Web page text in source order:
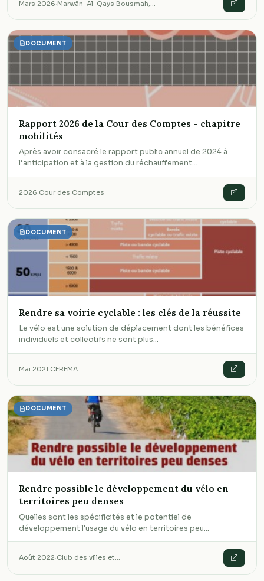
Mars 2026·Marwân-Al-Qays Bousmah,…
DOCUMENT
Rapport 2026 de la Cour des Comptes - chapitre
mobilités
Après avoir consacré le rapport public annuel de 2024 à
l’anticipation et à la gestion du réchauffement…
2026·Cour des Comptes
DOCUMENT
Rendre sa voirie cyclable : les clés de la réussite
Le vélo est une solution de déplacement dont les bénéfices
individuels et collectifs ne sont plus…
Mai 2021·CEREMA
DOCUMENT
Rendre possible le développement du vélo en
territoires peu denses
Quelles sont les spécificités et le potentiel de
développement l'usage du vélo en territoires peu…
Août 2022·Club des villes et…